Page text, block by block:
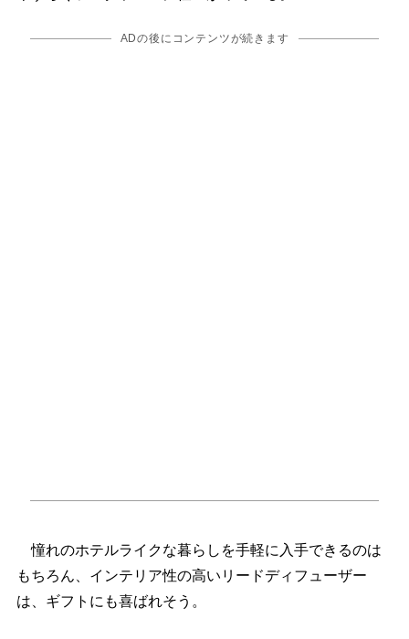
ADの後にコンテンツが続きます
憧れのホテルライクな暮らしを手軽に入手できるのは
もちろん、インテリア性の高いリードディフューザー
は、ギフトにも喜ばれそう。